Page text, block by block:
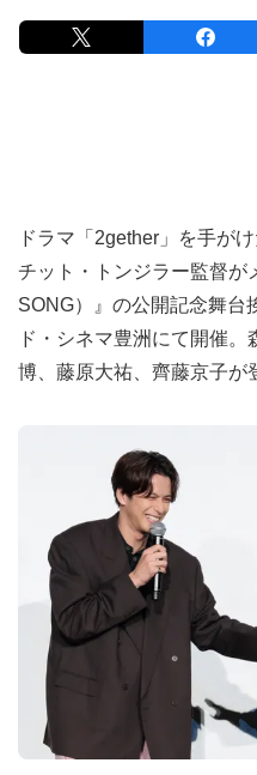
ドラマ「2gether」を手が
チット・トンジラー監督が
SONG）』の公開記念舞台
ド・シネマ豊洲にて開催
博、藤原大祐、齊藤京子が